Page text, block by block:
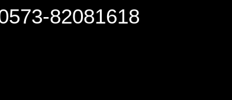
82081618